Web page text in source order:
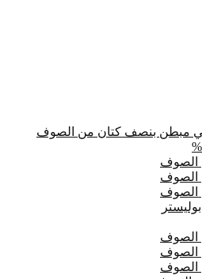
مبطن بنصف كتان من الصوف